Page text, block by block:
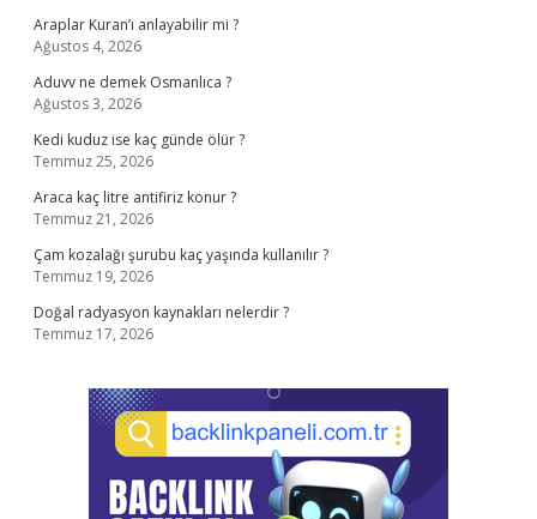
Araplar Kuran’ı anlayabilir mi ?
Ağustos 4, 2026
Aduvv ne demek Osmanlıca ?
Ağustos 3, 2026
Kedi kuduz ise kaç günde ölür ?
Temmuz 25, 2026
Araca kaç litre antifiriz konur ?
Temmuz 21, 2026
Çam kozalağı şurubu kaç yaşında kullanılır ?
Temmuz 19, 2026
Doğal radyasyon kaynakları nelerdir ?
Temmuz 17, 2026